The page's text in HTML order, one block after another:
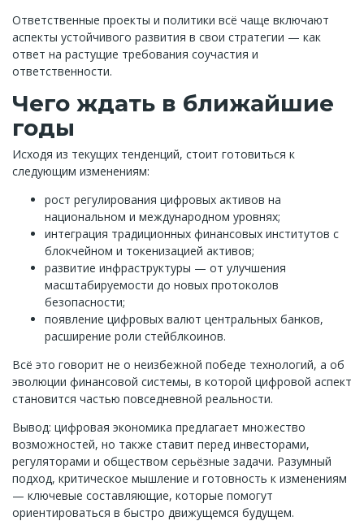
Ответственные проекты и политики всё чаще включают
аспекты устойчивого развития в свои стратегии — как
ответ на растущие требования соучастия и
ответственности.
Чего ждать в ближайшие
годы
Исходя из текущих тенденций, стоит готовиться к
следующим изменениям:
рост регулирования цифровых активов на
национальном и международном уровнях;
интеграция традиционных финансовых институтов с
блокчейном и токенизацией активов;
развитие инфраструктуры — от улучшения
масштабируемости до новых протоколов
безопасности;
появление цифровых валют центральных банков,
расширение роли стейблкоинов.
Всё это говорит не о неизбежной победе технологий, а об
эволюции финансовой системы, в которой цифровой аспект
становится частью повседневной реальности.
Вывод: цифровая экономика предлагает множество
возможностей, но также ставит перед инвесторами,
регуляторами и обществом серьёзные задачи. Разумный
подход, критическое мышление и готовность к изменениям
— ключевые составляющие, которые помогут
ориентироваться в быстро движущемся будущем.